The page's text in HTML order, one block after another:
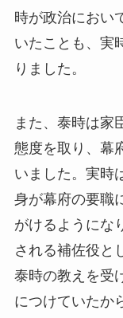
時が政治におい
いたことも、実
りました。
また、泰時は家
態度を取り、幕
いました。実時
身が幕府の要職
がけるようにな
される補佐役と
泰時の教えを受
につけていたか